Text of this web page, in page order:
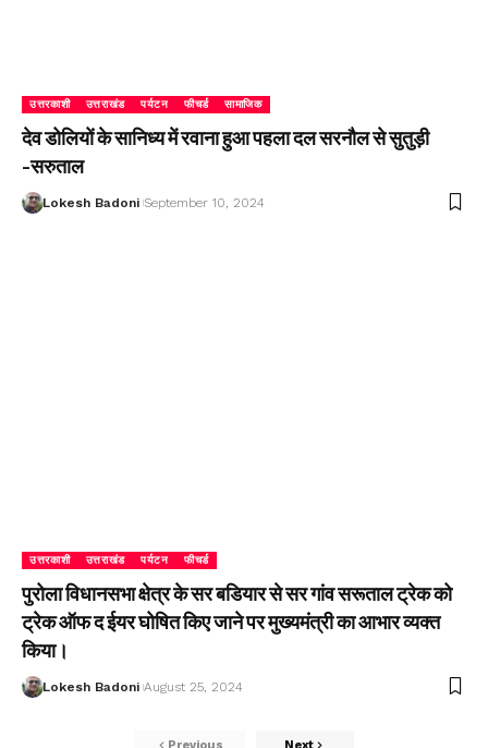
उत्तरकाशी उत्तराखंड पर्यटन फीचर्ड सामाजिक
देव डोलियों के सानिध्य में रवाना हुआ पहला दल सरनौल से सुतुड़ी
-सरुताल
Lokesh Badoni September 10, 2024
उत्तरकाशी उत्तराखंड पर्यटन फीचर्ड
पुरोला विधानसभा क्षेत्र के सर बडियार से सर गांव सरूताल ट्रेक को
ट्रेक ऑफ द ईयर घोषित किए जाने पर मुख्यमंत्री का आभार व्यक्त
किया।
Lokesh Badoni August 25, 2024